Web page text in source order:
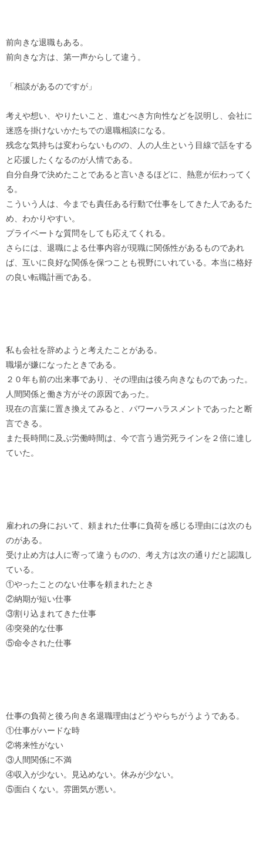
前向きな退職もある。
前向きな方は、第一声からして違う。
「相談があるのですが」
考えや想い、やりたいこと、進むべき方向性などを説明し、会社に
迷惑を掛けないかたちでの退職相談になる。
残念な気持ちは変わらないものの、人の人生という目線で話をする
と応援したくなるのが人情である。
自分自身で決めたことであると言いきるほどに、熱意が伝わってく
る。
こういう人は、今までも責任ある行動で仕事をしてきた人であるた
め、わかりやすい。
プライベートな質問をしても応えてくれる。
さらには、退職による仕事内容が現職に関係性があるものであれ
ば、互いに良好な関係を保つことも視野にいれている。本当に格好
の良い転職計画である。
私も会社を辞めようと考えたことがある。
職場が嫌になったときである。
２０年も前の出来事であり、その理由は後ろ向きなものであった。
人間関係と働き方がその原因であった。
現在の言葉に置き換えてみると、パワーハラスメントであったと断
言できる。
また長時間に及ぶ労働時間は、今で言う過労死ラインを２倍に達し
ていた。
雇われの身において、頼まれた仕事に負荷を感じる理由には次のも
のがある。
受け止め方は人に寄って違うものの、考え方は次の通りだと認識し
ている。
①やったことのない仕事を頼まれたとき
②納期が短い仕事
③割り込まれてきた仕事
④突発的な仕事
⑤命令された仕事
仕事の負荷と後ろ向き名退職理由はどうやらちがうようである。
①仕事がハードな時
②将来性がない
③人間関係に不満
④収入が少ない。見込めない。休みが少ない。
⑤面白くない。雰囲気が悪い。